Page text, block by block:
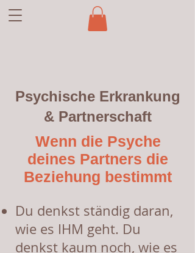
Psychische Erkrankung
& Partnerschaft
Wenn die Psyche
deines Partners die
Beziehung bestimmt
Du denkst ständig daran,
wie es IHM geht. Du
denkst kaum noch, wie es